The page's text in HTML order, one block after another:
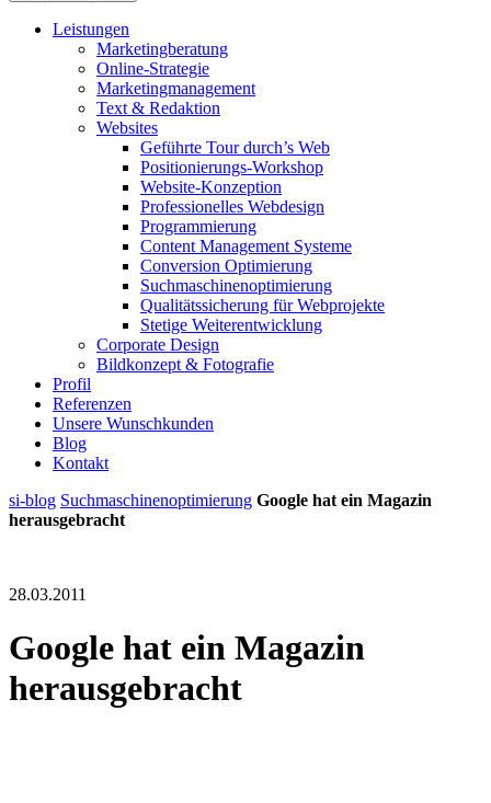
Leistungen
Marketingberatung
Online-Strategie
Marketingmanagement
Text & Redaktion
Websites
Geführte Tour durch’s Web
Positionierungs-Workshop
Website-Konzeption
Professionelles Webdesign
Programmierung
Content Management Systeme
Conversion Optimierung
Suchmaschinenoptimierung
Qualitätssicherung für Webprojekte
Stetige Weiterentwicklung
Corporate Design
Bildkonzept & Fotografie
Profil
Referenzen
Unsere Wunschkunden
Blog
Kontakt
si-blog Suchmaschinenoptimierung Google hat ein Magazin
herausgebracht
28.03.2011
Google hat ein Magazin
herausgebracht